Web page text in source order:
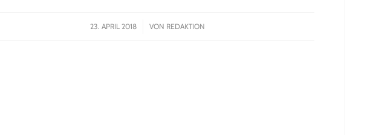
23. APRIL 2018
/ VON REDAKTION